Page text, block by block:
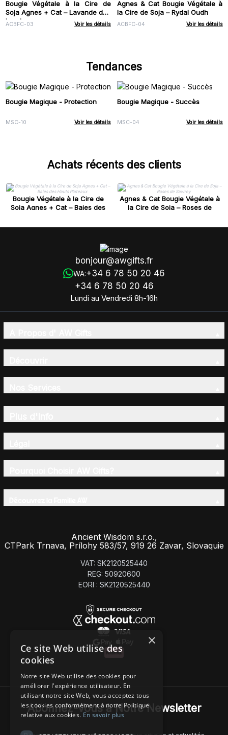
Bougie Végétale à la Cire de
Soja Agnes + Cat – Lavande des
Landes
ACBFC-03 Voir les détails
Agnes & Cat Bougie Végétale à
la Cire de Soja – Rydal Oudh
ACBFC-04 Voir les détails
Tendances
Bougie Magique - Protection
MSC-10 Voir les détails
Bougie Magique - Succès
MSC-04 Voir les détails
Achats récents des clients
Bougie Végétale à la Cire de
Soja Agnes + Cat – Baies des
Agnes & Cat Bougie Végétale à
la Cire de Soja – Roses de
bonjour@awgifts.fr
WA:+34 6 78 50 20 46
+34 6 78 50 20 46
Lundi au Vendredi 8h-16h
Ancient Wisdom s.r.o.,
CTPark Trnava, Prílohy 583/57, 919 26 Zavar, Slovaquie
VAT: SK2120525440
REG: 50920600
EORI : SK2120525440
Abonnez-Vous à Notre Newsletter
×
Ce site Web utilise des
cookies
Notre site Web utilise des cookies pour
améliorer l'expérience utilisateur. En
utilisant notre site Web, vous acceptez tous
les cookies conformément à notre Politique
relative aux cookies.En savoir plus